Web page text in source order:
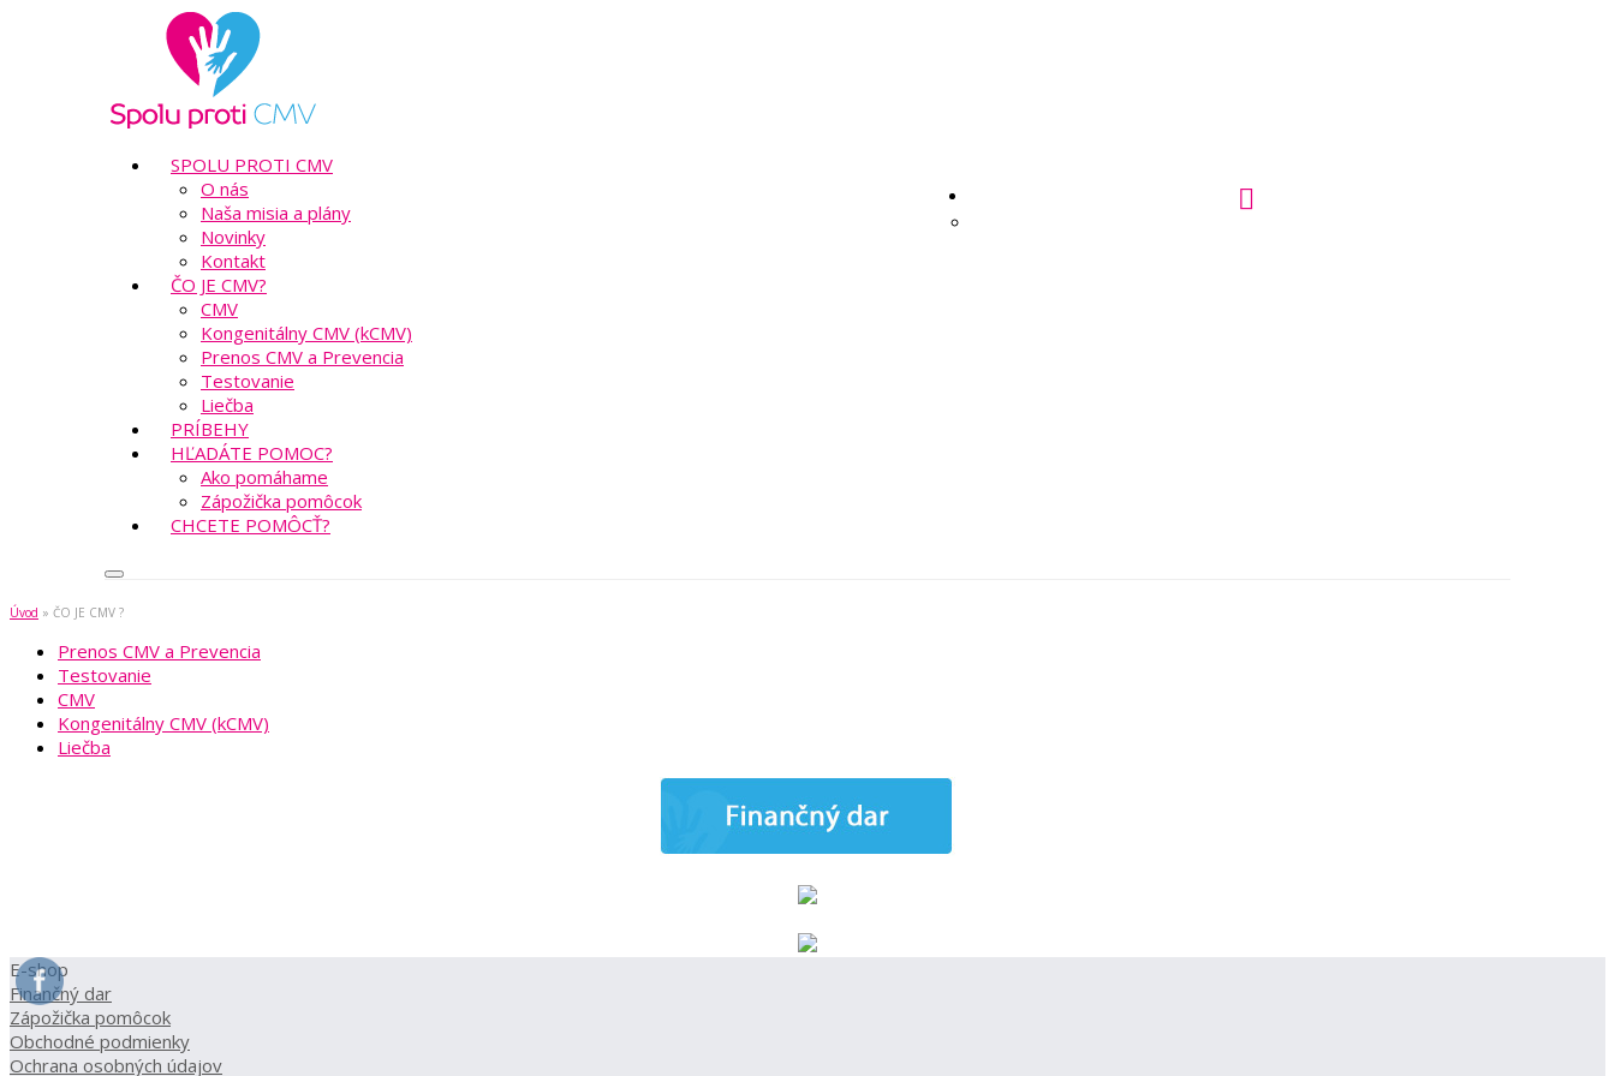
SPOLU PROTI CMV
O nás
Naša misia a plány
Novinky
Kontakt
ČO JE CMV?
CMV
Kongenitálny CMV (kCMV)
Prenos CMV a Prevencia
Testovanie
Liečba
PRÍBEHY
HĽADÁTE POMOC?
Ako pomáhame
Zápožička pomôcok
CHCETE POMÔCŤ?
Úvod » ČO JE CMV ?
Prenos CMV a Prevencia
Testovanie
CMV
Kongenitálny CMV (kCMV)
Liečba
E-shop
Finančný dar
Zápožička pomôcok
Obchodné podmienky
Ochrana osobných údajov